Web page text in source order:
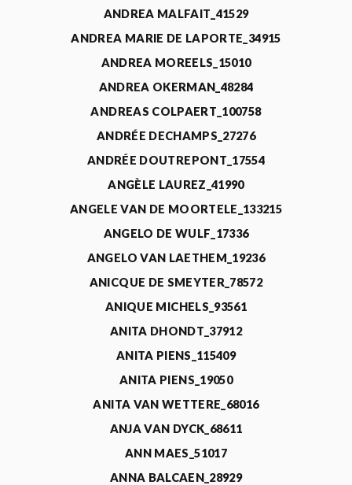
ANDREA MALFAIT_41529
ANDREA MARIE DE LAPORTE_34915
ANDREA MOREELS_15010
ANDREA OKERMAN_48284
ANDREAS COLPAERT_100758
ANDRÉE DECHAMPS_27276
ANDRÉE DOUTREPONT_17554
ANGÈLE LAUREZ_41990
ANGELE VAN DE MOORTELE_133215
ANGELO DE WULF_17336
ANGELO VAN LAETHEM_19236
ANICQUE DE SMEYTER_78572
ANIQUE MICHELS_93561
ANITA DHONDT_37912
ANITA PIENS_115409
ANITA PIENS_19050
ANITA VAN WETTERE_68016
ANJA VAN DYCK_68611
ANN MAES_51017
ANNA BALCAEN_28929